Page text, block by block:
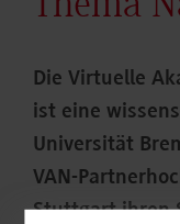
Die Virtuelle
ist eine
Universität
VAN-
Stuttgart ihren